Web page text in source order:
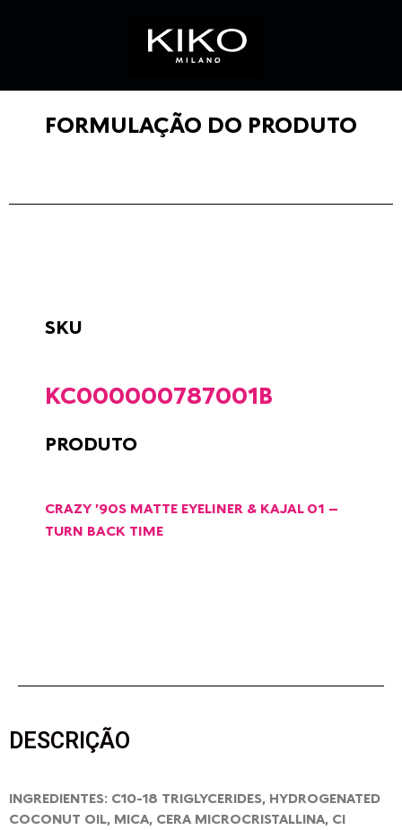
FORMULAÇÃO DO PRODUTO
SKU
KC000000787001B
PRODUTO
CRAZY ’90S MATTE EYELINER & KAJAL 01 –
TURN BACK TIME
DESCRIÇÃO
INGREDIENTES: C10-18 TRIGLYCERIDES, HYDROGENATED
COCONUT OIL, MICA, CERA MICROCRISTALLINA, CI